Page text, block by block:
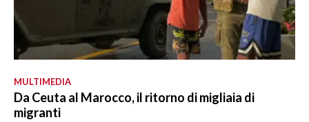
MULTIMEDIA
Da Ceuta al Marocco, il ritorno di migliaia di
migranti